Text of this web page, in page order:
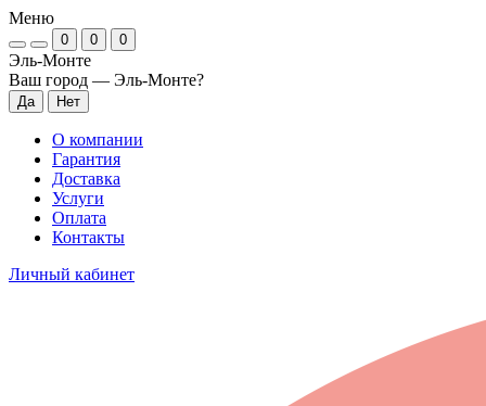
Меню
0 0 0
Эль-Монте
Ваш город — Эль-Монте?
О компании
Гарантия
Доставка
Услуги
Оплата
Контакты
Личный кабинет